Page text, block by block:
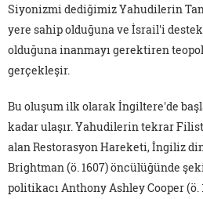
Siyonizmi dediğimiz Yahudilerin
yere sahip olduğuna ve İsrail'i
olduğuna inanmayı gerektiren
gerçekleşir.
Bu oluşum ilk olarak İngiltere'de
kadar ulaşır. Yahudilerin tekrar
alan Restorasyon Hareketi, İngiliz
Brightman (ö. 1607) öncülüğünde
politikacı Anthony Ashley Cooper